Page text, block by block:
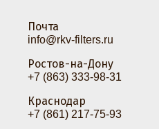
Почта
info@rkv-filters.ru
Ростов-на-Дону
+7 (863) 333-98-31
Краснодар
+7 (861) 217-75-93